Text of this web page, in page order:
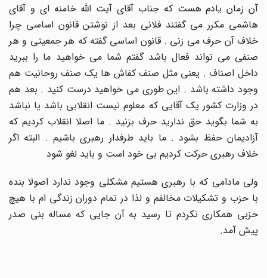
آن زمان یادم هست که جناب آقای آیت الله خامنه ای و آقای
هاشمی مکرر می گفتند فلانی بعد از نوشتن قانون اساسی چرا
خلاف آن حرف می زنی . قانون اساسی گفته که هر جمعیتی و هر
صنفی می تواند فعال باشد گفتم شما می خواهید ما را ببرید
داخل اصناف . یعنی مثل صنف کفاش ها یک صنف روحانیت هم
وجود داشته باشد . این طوری می خواهید درست کنید . بعد هم
در وزارت کشور یک آقایی که معلوم نیست انقلابی باشد یا نباشد
به شما بگوید حق ندارید حرف بزنید . ما اصلا انقلاب کردیم که
آزادیمان حفظ بشود . ما باید طرفدار رهبری باشیم . البته اگر
خلاف رهبری حرکت کردیم بی خود است و باید لغو شود
ولی مادامی که با رهبری هستیم مشکلی وجود ندارد اصولا بنده
با حزب و تشکیلات مخالفم و لذا در تمام دوران زندگی ام با هیچ
حزبی همکاری نکردم تا رسید به آن جایی که مساله بنی صدر
پیش آمد.